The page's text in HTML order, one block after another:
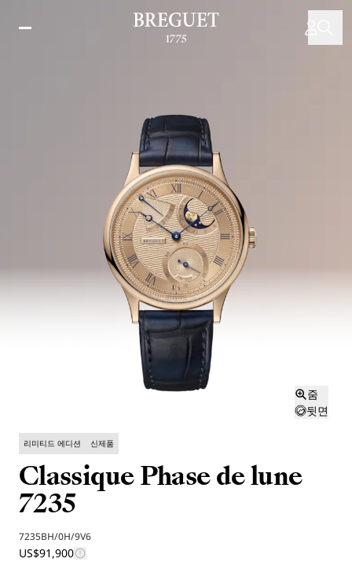
줌
뒷면
리미티드 에디션 신제품
Classique Phase de lune
7235
7235BH/0H/9V6
US$91,900